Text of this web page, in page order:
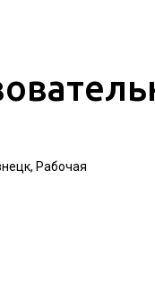
Рабочая